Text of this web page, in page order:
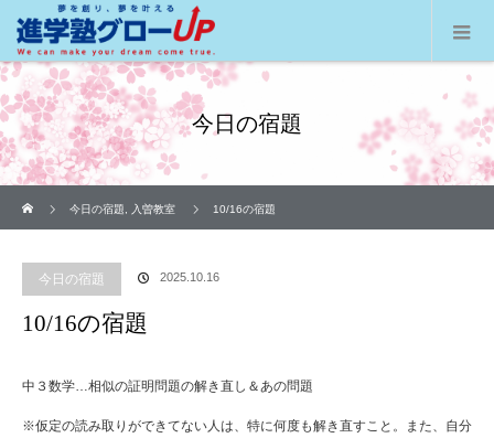
今日の宿題
今日の宿題
入曽教室 10/16の宿題
今日の宿題 2025.10.16
10/16の宿題
中３数学…相似の証明問題の解き直し＆あの問題
※仮定の読み取りができてない人は、特に何度も解き直すこと。また、自分